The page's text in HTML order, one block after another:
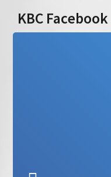
KBC Facebook